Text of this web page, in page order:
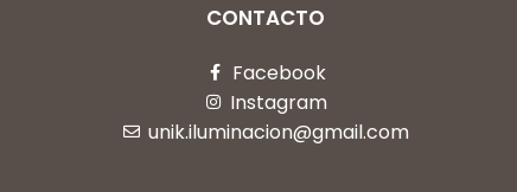
CONTACTO
Facebook
Instagram
unik.iluminacion@gmail.com